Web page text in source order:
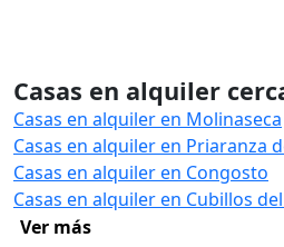
Casas en alquiler
Casas en alquiler en Molinaseca
Casas en alquiler en Priaranza
Casas en alquiler en Congosto
Casas en alquiler en Cubillos
Ver más